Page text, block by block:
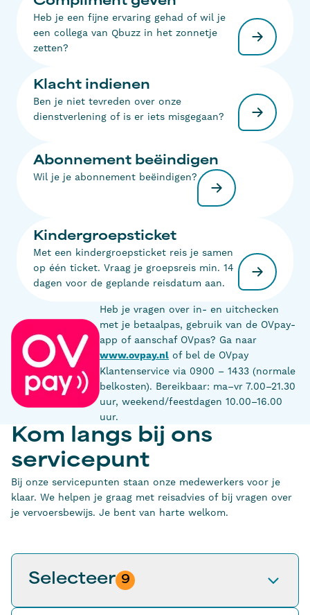
Heb je een fijne ervaring gehad of wil je
een collega van Qbuzz in het zonnetje
zetten?
Klacht indienen
Ben je niet tevreden over onze
dienstverlening of is er iets misgegaan?
Abonnement beëindigen
Wil je je abonnement beëindigen?
Kindergroepsticket
Met een kindergroepsticket reis je samen
op één ticket. Vraag je groepsreis min. 14
dagen voor de geplande reisdatum aan.
Heb je vragen over in- en uitchecken
met je betaalpas, gebruik van de OVpay-
app of aanschaf OVpas? Ga naar
www.ovpay.nl of bel de OVpay
Klantenservice via 0900 – 1433 (normale
belkosten). Bereikbaar: ma–vr 7.00–21.30
uur, weekend/feestdagen 10.00–16.00
uur.
Kom langs bij ons
servicepunt
Bij onze servicepunten staan onze medewerkers voor je
klaar. We helpen je graag met reisadvies of bij vragen over
je vervoersbewijs. Je bent van harte welkom.
Selecteer 9